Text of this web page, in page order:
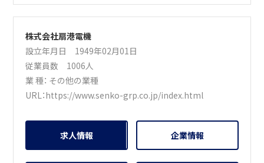
株式会社扇港電機
設立年月日 1949年02月01日
従業員数 1006人
業 種： その他の業種
URL：https://www.senko-grp.co.jp/index.html
求人情報 企業情報